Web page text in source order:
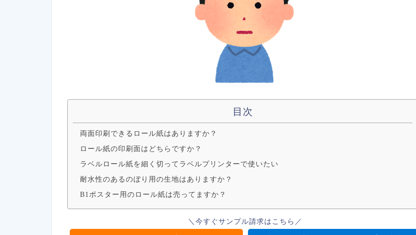
目次
両面印刷できるロール紙はありますか？
ロール紙の印刷面はどちらですか？
ラベルロール紙を細く切ってラベルプリンターで使いたい
耐水性のあるのぼり用の生地はありますか？
B1ポスター用のロール紙は売ってますか？
＼今すぐサンプル請求はこちら／